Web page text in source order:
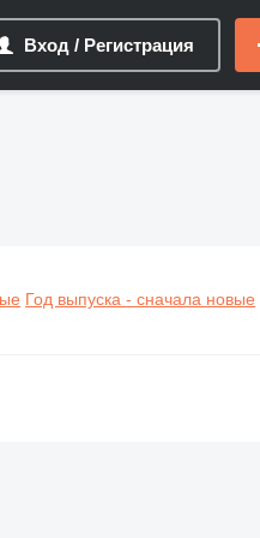
Вход / Регистрация
Год выпуска - сначала новые